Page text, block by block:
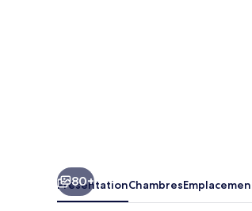
80+
PrésentationChambres